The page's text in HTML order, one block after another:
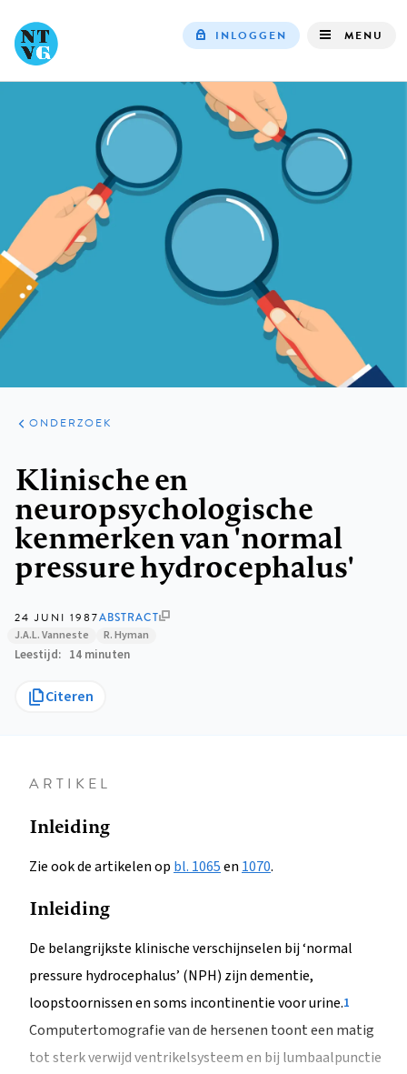
INLOGGEN MENU
ARTIKELEN
ONDERZOEK
ONDERZOEK
Klinische en
neuropsychologische
kenmerken van 'normal
pressure hydrocephalus'
24 JUNI 1987ABSTRACT
J.A.L. Vanneste
R. Hyman
Leestijd 14 minuten
Citeren
ARTIKEL
Inleiding
Zie ook de artikelen op bl. 1065en1070.
Inleiding
De belangrijkste klinische verschijnselen bij ‘normal
pressure hydrocephalus’ (NPH) zijn dementie,
loopstoornissen en soms incontinentie voor urine.1
Computertomografie van de hersenen toont een matig
tot sterk verwijd ventrikelsysteem en bij lumbaalpunctie